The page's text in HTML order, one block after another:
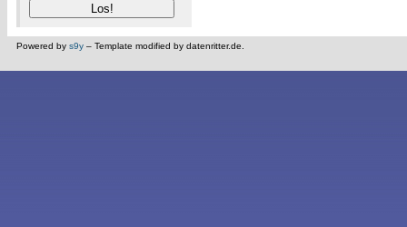
Powered by s9y – Template modified by datenritter.de.